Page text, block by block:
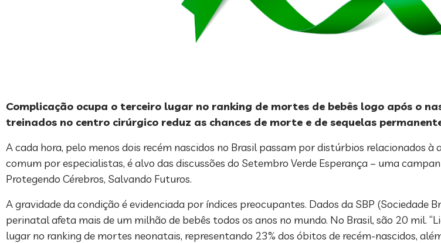
Complicação ocupa o terceiro lugar no ranking de mortes de bebês logo após o
treinados no centro cirúrgico reduz as chances de morte e de sequelas
A cada hora, pelo menos dois recém nascidos no Brasil passam por distúrbios relacionados
comum por especialistas, é alvo das discussões do Setembro Verde Esperança – uma
Protegendo Cérebros, Salvando Futuros.
A gravidade da condição é evidenciada por índices preocupantes. Dados da SBP (Sociedade
perinatal afeta mais de um milhão de bebês todos os anos no mundo. No Brasil, são 20 mil.
lugar no ranking de mortes neonatais, representando 23% dos óbitos de recém-nascidos,